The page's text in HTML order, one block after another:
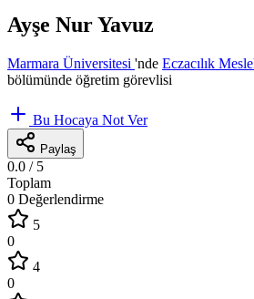
Ayşe Nur Yavuz
Marmara Üniversitesi 'nde Eczacılık
bölümünde öğretim görevlisi
Bu Hocaya Not Ver
Paylaş
0.0 / 5
Toplam
0 Değerlendirme
5
0
4
0